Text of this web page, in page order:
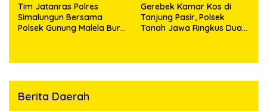
Tim Jatanras Polres
Simalungun Bersama
Polsek Gunung Malela Buru
Gerebek Kamar Kos di
Tanjung Pasir, Polsek
Tanah Jawa Ringkus Dua
Berita Daerah